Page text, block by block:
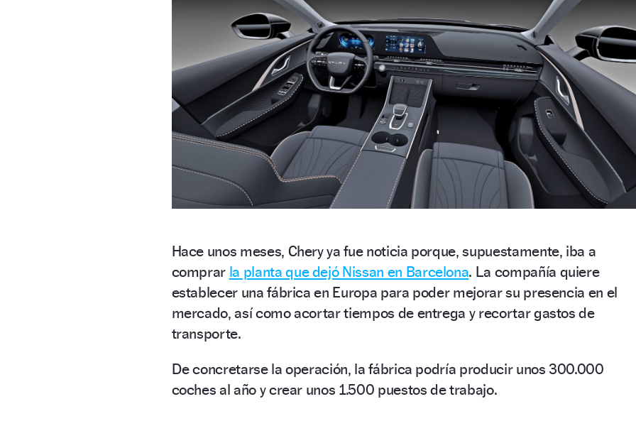
Hace unos meses, Chery ya fue noticia porque, supuestamente, iba a
comprar la planta que dejó Nissan en Barcelona. La compañía quiere
establecer una fábrica en Europa para poder mejorar su presencia en el
mercado, así como acortar tiempos de entrega y recortar gastos de
transporte.
De concretarse la operación, la fábrica podría producir unos 300.000
coches al año y crear unos 1.500 puestos de trabajo.